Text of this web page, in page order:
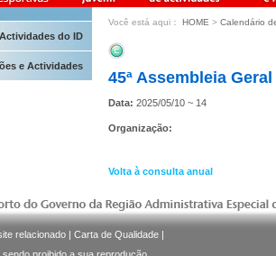
Actividades do ID
e Actividades
Você está aqui： HOME > Calendário
45ª Assembleia
Data: 2025/05/10 ~ 14
Organização:
Volta à consulta anual
relacionado | Carta de Qualidade |
proibido a sua reprodução.